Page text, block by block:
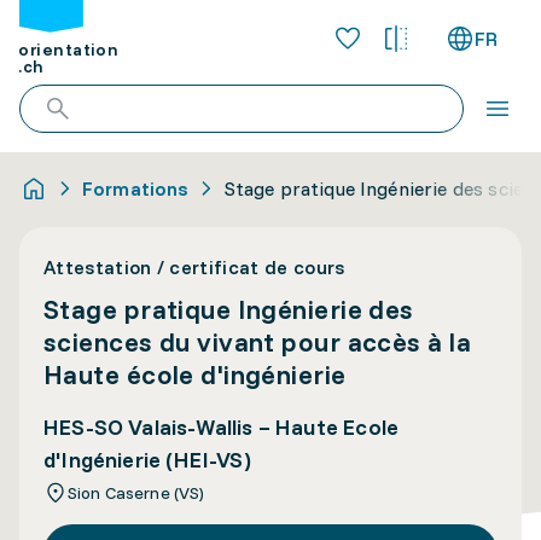
orientation
.ch
FR
Formations Stage pratique Ingénierie des
Attestation / certificat de cours
Stage pratique Ingénierie des
sciences du vivant pour accès à la
Haute école d'ingénierie
HES-SO Valais-Wallis – Haute Ecole
d'Ingénierie (HEI-VS)
Sion Caserne (VS)